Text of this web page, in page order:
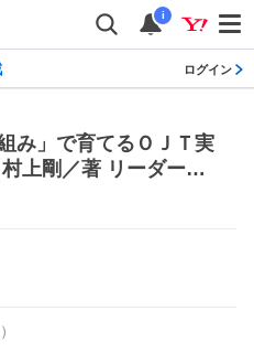
i
ログイン
み」で育てるＯＪＴ実
上剛／著 リーダーシ
）